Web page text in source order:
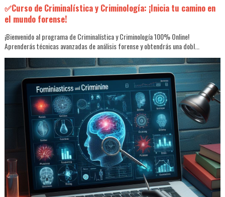
✅Curso de Criminalística y Criminología: ¡Inicia tu camino en
el mundo forense!
¡Bienvenido al programa de Criminalística y Criminología 100% Online!
Aprenderás técnicas avanzadas de análisis forense y obtendrás una dobl...